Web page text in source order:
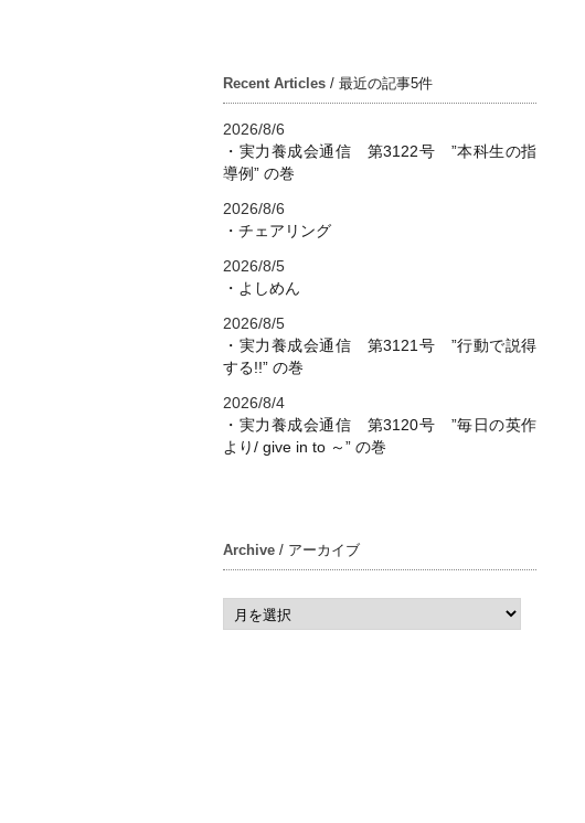
Recent Articles / 最近の記事5件
2026/8/6
・実力養成会通信 第3122号 ”本科生の指
導例” の巻
2026/8/6
・チェアリング
2026/8/5
・よしめん
2026/8/5
・実力養成会通信 第3121号 ”行動で説得
する!!” の巻
2026/8/4
・実力養成会通信 第3120号 ”毎日の英作
より/ give in to ～” の巻
Archive / アーカイブ